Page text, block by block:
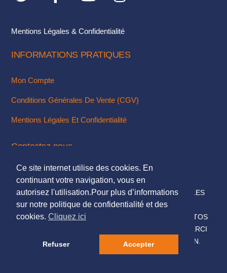
Mentions Légales & Confidentialité
INFORMATIONS PRATIQUES
Mon Compte
Conditions Générales De Vente (CGV)
Mentions Légales Et Confidentialité
Contactez-nous
Via Notre Formulaire De Contact
© 2018. TOUS DROITS RÉSERVÉS - MENTIONS LÉGALES
DESIGN & INTÉGRATION :KUBBICOM
© SAUF MENTIONS CONTRAIRES LES TEXTES & PHOTOS
PRÉSENTÉS SUR CE SITE NOUS APPARTIENNENT, MERCI
DE NE PAS LES UTILISER SANS NOTRE AUTORISATION.
Ce site internet utilise des cookies. En
continuant votre navigation, vous en
autorisez l'utilisation.Pour plus d’informations
sur notre politique de confidentialité et des
cookies. Cliquez ici
Refuser Accepter